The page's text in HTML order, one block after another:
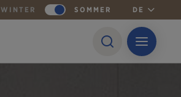
WINTER SOMMER DE